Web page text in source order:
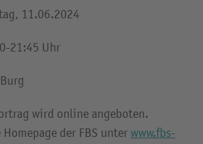
11.06.2024
Uhr
wird online angeboten.
der FBS unter www.fbs-